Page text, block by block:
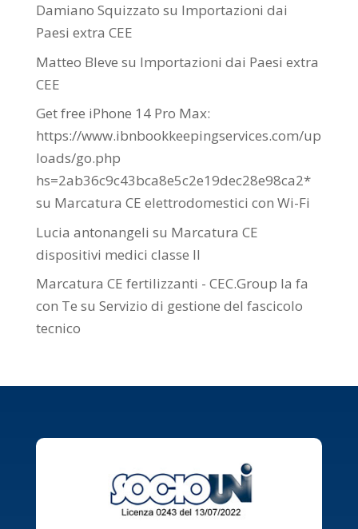
Damiano Squizzato su Importazioni dai
Paesi extra CEE
Matteo Bleve su Importazioni dai Paesi extra
CEE
Get free iPhone 14 Pro Max:
https://www.ibnbookkeepingservices.com/up
loads/go.php
hs=2ab36c9c43bca8e5c2e19dec28e98ca2*
su Marcatura CE elettrodomestici con Wi-Fi
Lucia antonangeli su Marcatura CE
dispositivi medici classe II
Marcatura CE fertilizzanti - CEC.Group la fa
con Te su Servizio di gestione del fascicolo
tecnico